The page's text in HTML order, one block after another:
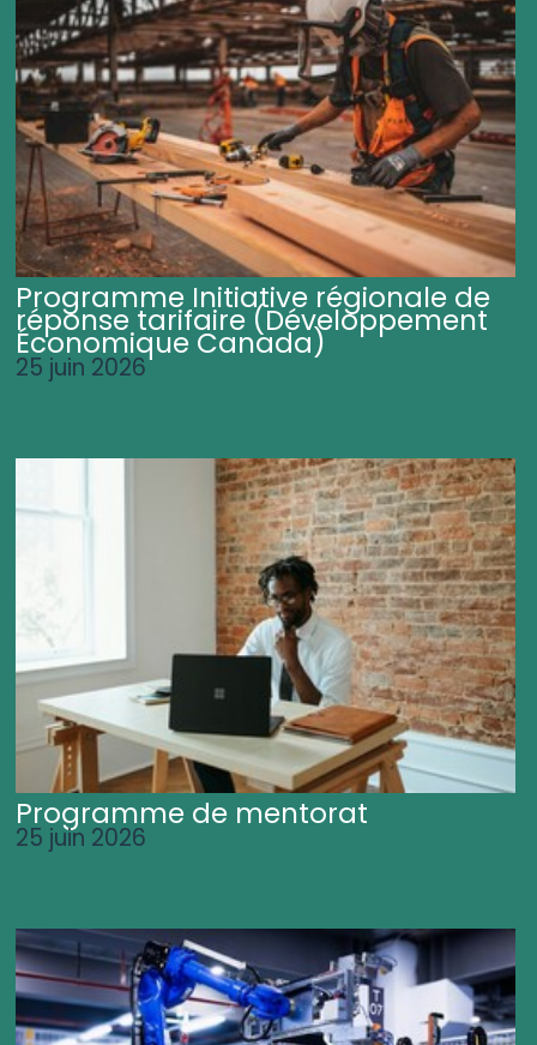
Programme Initiative régionale de
réponse tarifaire (Développement
Économique Canada)
25 juin 2026
Programme de mentorat
25 juin 2026